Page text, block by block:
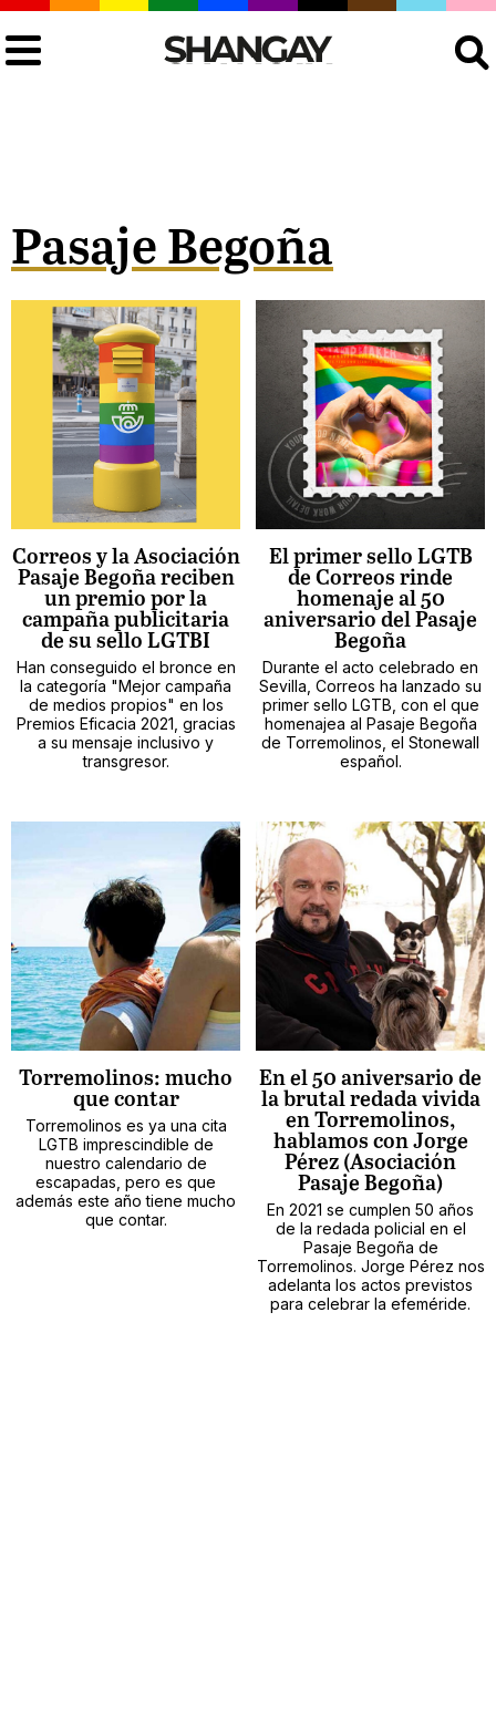
Pasaje Begoña
Correos y la Asociación
Pasaje Begoña reciben
un premio por la
campaña publicitaria
de su sello LGTBI
Han conseguido el bronce en
la categoría "Mejor campaña
de medios propios" en los
Premios Eficacia 2021, gracias
a su mensaje inclusivo y
transgresor.
El primer sello LGTB
de Correos rinde
homenaje al 50
aniversario del Pasaje
Begoña
Durante el acto celebrado en
Sevilla, Correos ha lanzado su
primer sello LGTB, con el que
homenajea al Pasaje Begoña
de Torremolinos, el Stonewall
español.
Torremolinos: mucho
que contar
Torremolinos es ya una cita
LGTB imprescindible de
nuestro calendario de
escapadas, pero es que
además este año tiene mucho
que contar.
En el 50 aniversario de
la brutal redada vivida
en Torremolinos,
hablamos con Jorge
Pérez (Asociación
Pasaje Begoña)
En 2021 se cumplen 50 años
de la redada policial en el
Pasaje Begoña de
Torremolinos. Jorge Pérez nos
adelanta los actos previstos
para celebrar la efeméride.